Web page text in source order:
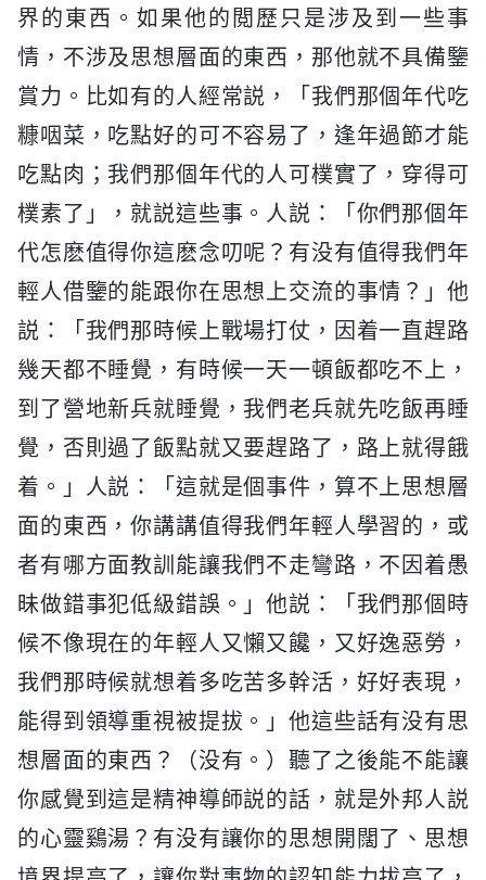
界的東西。如果他的閲歷只是涉及到一些事
情，不涉及思想層面的東西，那他就不具備鑒
賞力。比如有的人經常説，「我們那個年代吃
糠咽菜，吃點好的可不容易了，逢年過節才能
吃點肉；我們那個年代的人可樸實了，穿得可
樸素了」，就説這些事。人説：「你們那個年
代怎麽值得你這麽念叨呢？有没有值得我們年
輕人借鑒的能跟你在思想上交流的事情？」他
説：「我們那時候上戰場打仗，因着一直趕路
幾天都不睡覺，有時候一天一頓飯都吃不上，
到了營地新兵就睡覺，我們老兵就先吃飯再睡
覺，否則過了飯點就又要趕路了，路上就得餓
着。」人説：「這就是個事件，算不上思想層
面的東西，你講講值得我們年輕人學習的，或
者有哪方面教訓能讓我們不走彎路，不因着愚
昧做錯事犯低級錯誤。」他説：「我們那個時
候不像現在的年輕人又懶又饞，又好逸惡勞，
我們那時候就想着多吃苦多幹活，好好表現，
能得到領導重視被提拔。」他這些話有没有思
想層面的東西？（没有。）聽了之後能不能讓
你感覺到這是精神導師説的話，就是外邦人説
的心靈鷄湯？有没有讓你的思想開闊了、思想